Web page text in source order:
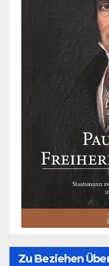
Zu Beziehen